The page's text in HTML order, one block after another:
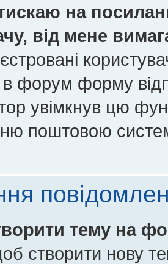
на
від мене
в форум форму
увімкнув цю
поштовою
тему на
створити нову